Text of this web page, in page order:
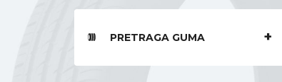
PRETRAGA GUMA